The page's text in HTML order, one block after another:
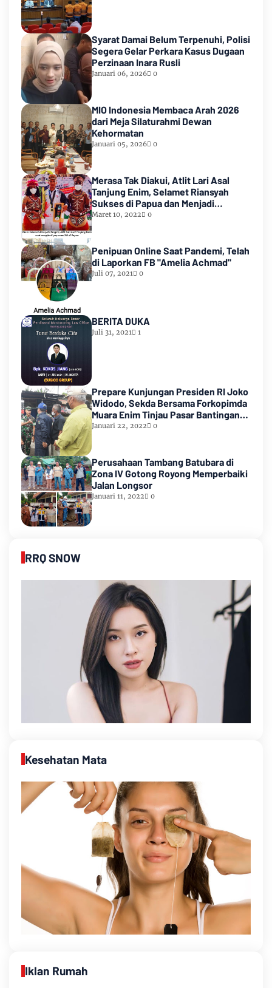
Syarat Damai Belum Terpenuhi, Polisi
Segera Gelar Perkara Kasus Dugaan
Perzinaan Inara Rusli
Januari 06, 2026 0
MIO Indonesia Membaca Arah 2026
dari Meja Silaturahmi Dewan
Kehormatan
Januari 05, 2026 0
Merasa Tak Diakui, Atlit Lari Asal
Tanjung Enim, Selamet Riansyah
Sukses di Papua dan Menjadi
Miliarder
Maret 10, 2022 0
Penipuan Online Saat Pandemi, Telah
di Laporkan FB "Amelia Achmad"
Juli 07, 2021 0
BERITA DUKA
Juli 31, 2021 1
Prepare Kunjungan Presiden RI Joko
Widodo, Sekda Bersama Forkopimda
Muara Enim Tinjau Pasar Bantingan
Tanjung Enim
Januari 22, 2022 0
Perusahaan Tambang Batubara di
Zona IV Gotong Royong Memperbaiki
Jalan Longsor
Januari 11, 2022 0
RRQ SNOW
Kesehatan Mata
Iklan Rumah